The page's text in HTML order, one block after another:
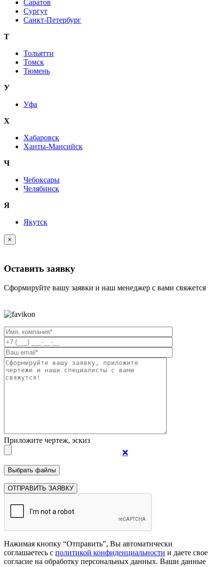
Саратов
Сургут
Санкт-Петербург
Т
Тольятти
Томск
Тюмень
У
Уфа
Х
Хабаровск
Ханты-Мансийск
Ч
Чебоксары
Челябинск
Я
Якутск
×
Оставить заявку
Сформируйте вашу заявки и наш менеджер с вами свяжется
Приложите чертеж, эскиз
❌
Нажимая кнопку “Отправить”, Вы автоматически
соглашаетесь с политикой конфиденциальности и даете свое
согласие на обработку персональных данных. Ваши данные